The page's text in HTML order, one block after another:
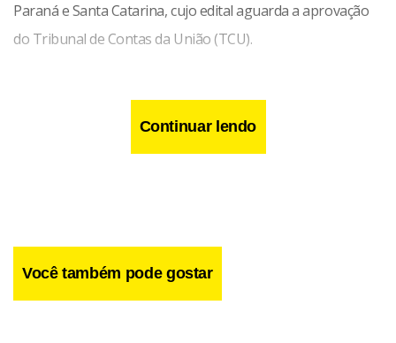
Paraná e Santa Catarina, cujo edital aguarda a aprovação
do Tribunal de Contas da União (TCU).
Continuar lendo
Você também pode gostar